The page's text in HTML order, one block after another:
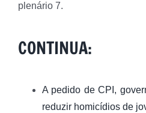
plenário 7.
CONTINUA:
A pedido de CPI,
reduzir homicídios de